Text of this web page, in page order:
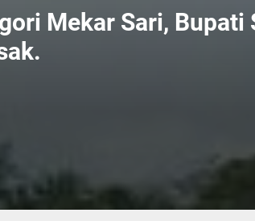
Mekar Sari,